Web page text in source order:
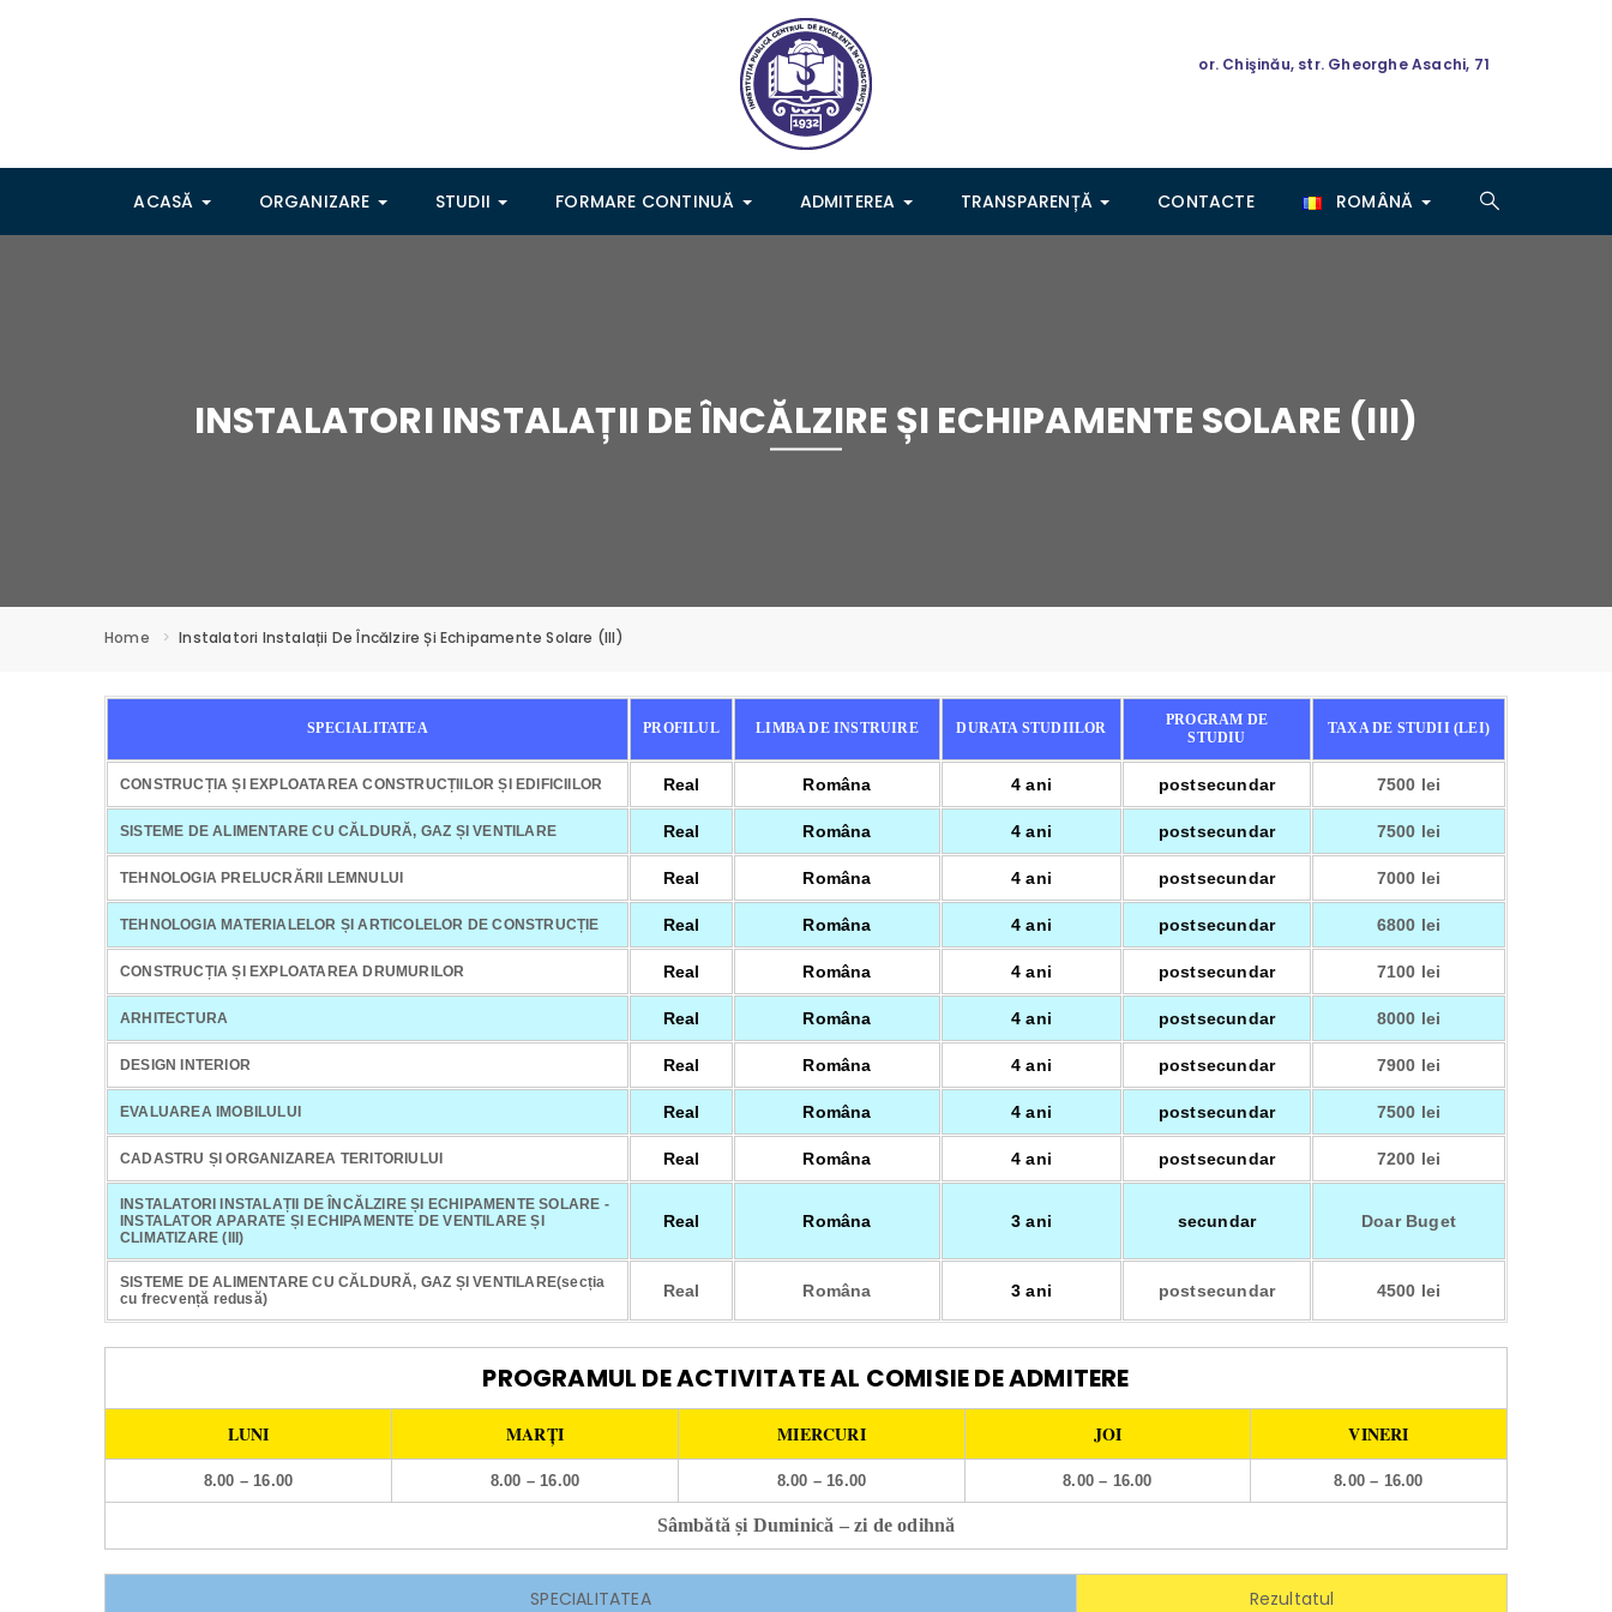
or. Chişinău, str. Gheorghe Asachi, 71
ACASĂ ORGANIZARE STUDII FORMARE CONTINUĂ ADMITEREA TRANSPARENȚĂ CONTACTE ROMÂNĂ
Home Instalatori Instalații De Încălzire Și Echipamente Solare (III)
INSTALATORI INSTALAȚII DE ÎNCĂLZIRE ȘI ECHIPAMENTE SOLARE (III)
SPECIALITATEA PROFILUL LIMBA DE INSTRUIRE DURATA STUDIILOR
PROGRAM DE
STUDIU
TAXA DE STUDII (LEI)
CONSTRUCȚIA ȘI EXPLOATAREA CONSTRUCȚIILOR ȘI EDIFICIILOR Real Româna 4 ani postsecundar 7500 lei
SISTEME DE ALIMENTARE CU CĂLDURĂ, GAZ ȘI VENTILARE Real Româna 4 ani postsecundar 7500 lei
TEHNOLOGIA PRELUCRĂRII LEMNULUI Real Româna 4 ani postsecundar 7000 lei
TEHNOLOGIA MATERIALELOR ȘI ARTICOLELOR DE CONSTRUCȚIE Real Româna 4 ani postsecundar 6800 lei
CONSTRUCȚIA ȘI EXPLOATAREA DRUMURILOR Real Româna 4 ani postsecundar 7100 lei
ARHITECTURA Real Româna 4 ani postsecundar 8000 lei
DESIGN INTERIOR Real Româna 4 ani postsecundar 7900 lei
EVALUAREA IMOBILULUI Real Româna 4 ani postsecundar 7500 lei
CADASTRU ȘI ORGANIZAREA TERITORIULUI Real Româna 4 ani postsecundar 7200 lei
INSTALATORI INSTALAȚII DE ÎNCĂLZIRE ȘI ECHIPAMENTE SOLARE -
INSTALATOR APARATE ȘI ECHIPAMENTE DE VENTILARE ȘI
CLIMATIZARE (III)
Real Româna 3 ani secundar Doar Buget
SISTEME DE ALIMENTARE CU CĂLDURĂ, GAZ ȘI VENTILARE(secția
cu frecvență redusă)
Real Româna 3 ani postsecundar 4500 lei
PROGRAMUL DE ACTIVITATE AL COMISIE DE ADMITERE
LUNI MARȚI MIERCURI JOI VINERI
8.00 – 16.00 8.00 – 16.00 8.00 – 16.00 8.00 – 16.00 8.00 – 16.00
Sâmbătă și Duminică – zi de odihnă
SPECIALITATEA Rezultatul